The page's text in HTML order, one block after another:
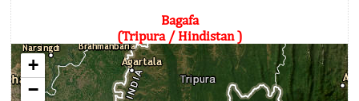
Bagafa
(Tripura / Hindistan )
+
−